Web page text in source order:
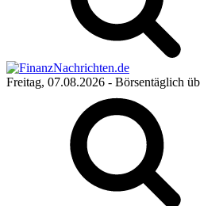
Freitag, 07.08.2026 - Börsentäglich